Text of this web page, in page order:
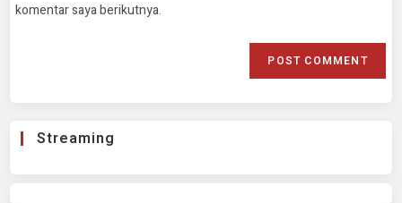
komentar saya berikutnya.
Streaming